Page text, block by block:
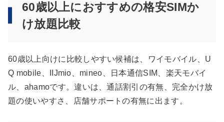
60歳以上におすすめの格安SIMか
け放題比較
60歳以上向けに比較しやすい候補は、ワイモバイル、U
Q mobile、IIJmio、mineo、日本通信SIM、楽天モバイ
ル、ahamoです。違いは、通話割引の有無、完全かけ放
題の使いやすさ、店舗サポートの有無に出ます。